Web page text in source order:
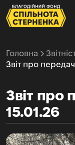
Головна
Звіт про
Звіт про
15.01.26